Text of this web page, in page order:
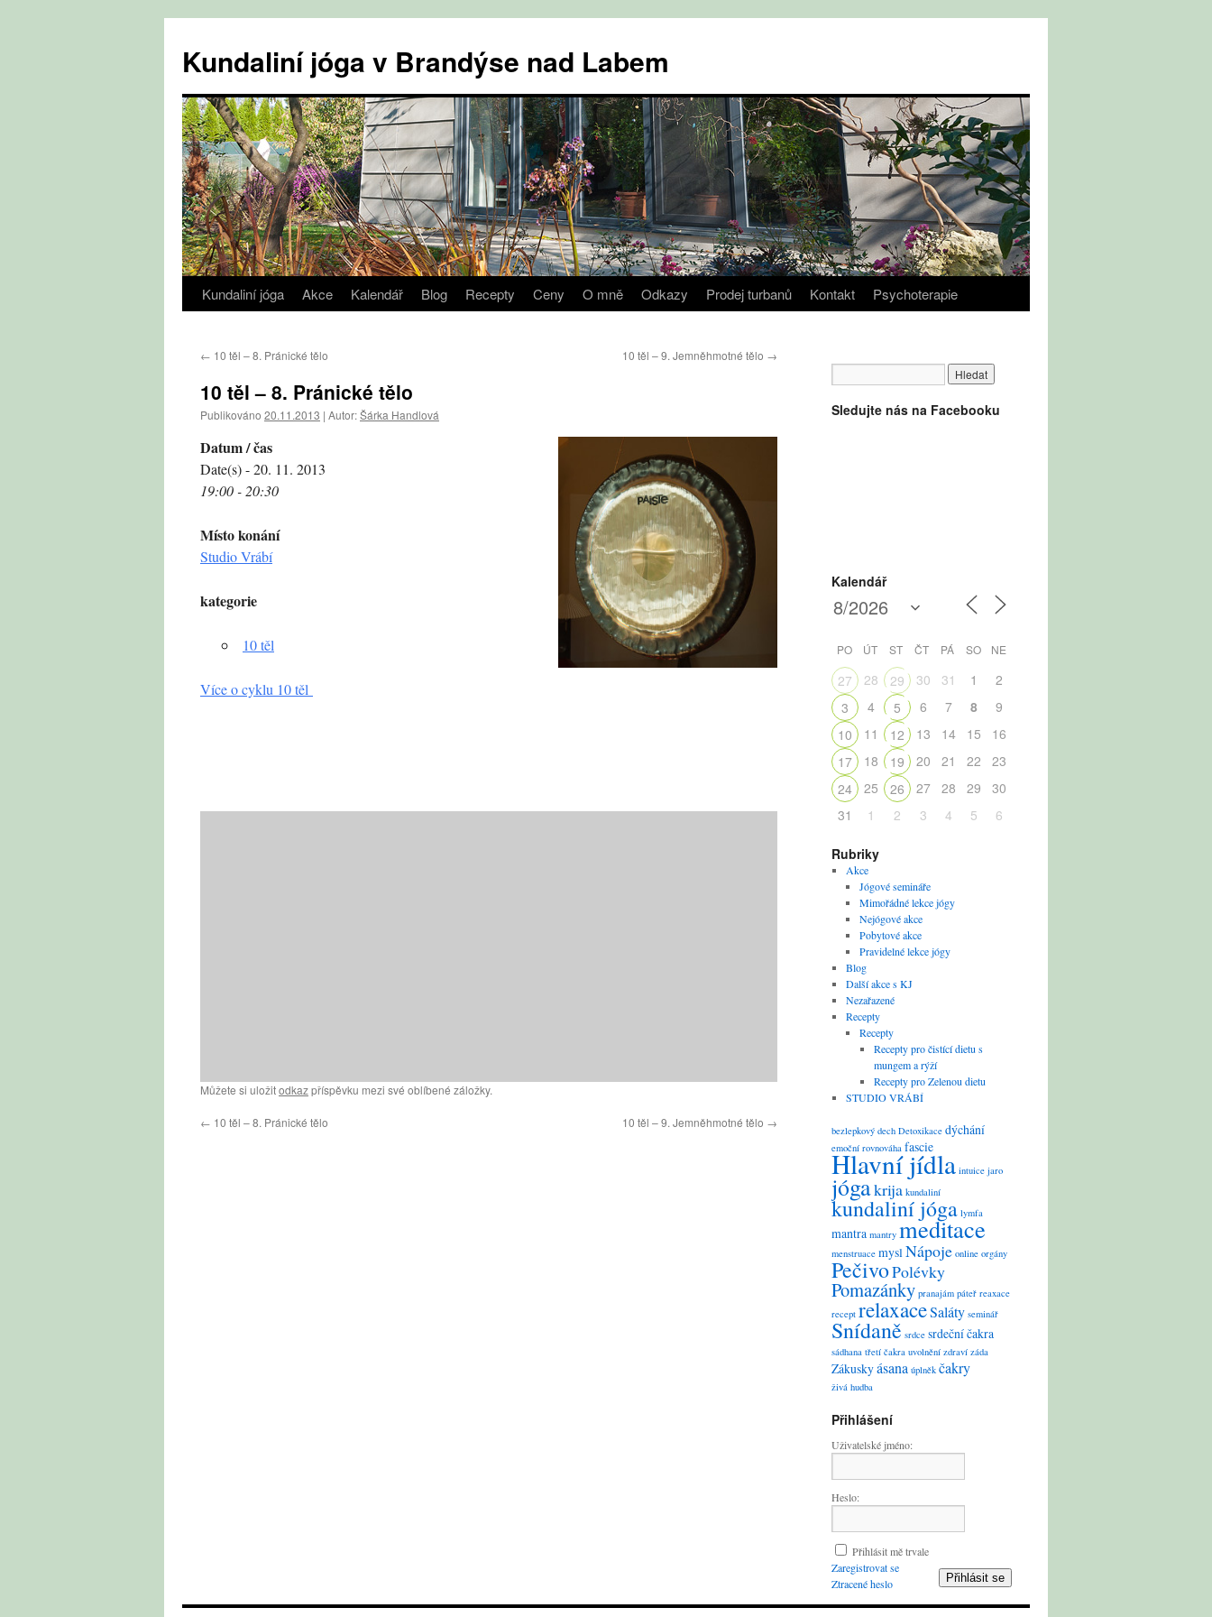
obsahu
webu
Kundaliní jóga v Brandýse nad Labem
Kundaliní jóga Akce Kalendář Blog Recepty Ceny O mně Odkazy Prodej turbanů Kontakt Psychoterapie
← 10 těl – 8. Pránické tělo 10 těl – 9. Jemněhmotné tělo →
10 těl – 8. Pránické tělo
Publikováno 20.11.2013 | Autor:Šárka Handlová
Datum / čas
Date(s) - 20. 11. 2013
19:00 - 20:30
Místo konání
Studio Vrábí
kategorie
10 těl
Více o cyklu 10 těl
Můžete si uložitodkazpříspěvku mezi své oblíbené záložky.
← 10 těl – 8. Pránické tělo 10 těl – 9. Jemněhmotné tělo →
Sledujte nás na Facebooku
Kalendář
PO ÚT ST ČT PÁ SO NE
27 28 29 30 31 1
2
3
4 5 6 7 8
9
10
11 12 13 14 15
16
17
18 19 20 21 22
23
24
25 26 27 28 29
30
31
1 2 3 4 5 6
Rubriky
Akce
Jógové semináře
Mimořádné lekce jógy
Nejógové akce
Pobytové akce
Pravidelné lekce jógy
Blog
Další akce s KJ
Nezařazené
Recepty
Recepty
Recepty pro čistící dietu s
mungem a rýží
Recepty pro Zelenou dietu
STUDIO VRÁBÍ
bezlepkový dech Detoxikace dýchání
emoční rovnováha fascie
Hlavní jídla intuice jaro
jógakrija kundaliní
kundaliní jóga lymfa
mantra mantry meditace
menstruace myslNápoje online orgány
PečivoPolévky
Pomazánky pranajám páteř reaxace
recept relaxaceSaláty seminář
Snídaně srdce srdeční čakra
sádhana třetí čakra uvolnění zdraví záda
Zákuskyásana úplněk čakry
živá hudba
Přihlášení
Uživatelské jméno:
Heslo:
Přihlásit mě trvale
Přihlásit se
Zaregistrovat se
Ztracené heslo